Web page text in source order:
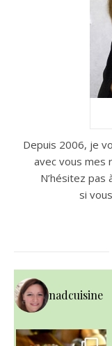
Depuis 2006, je
avec vous mes
N’hésitez
si
nadcuisine